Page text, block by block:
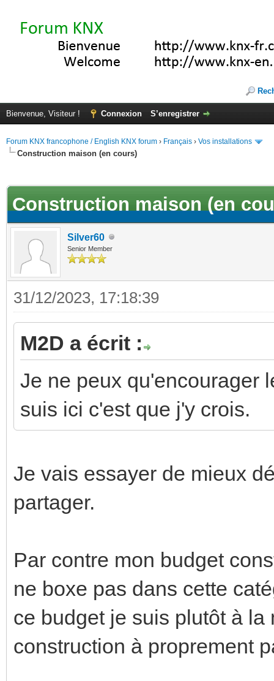
Bienvenue, Visiteur ! Connexion S’enregistrer
Forum KNX francophone / English KNX forum › Français › Vos installations
Construction maison (en cours)
Construction maison (en
Silver60
Senior Member
31/12/2023, 17:18:39
M2D a écrit :
Je ne peux qu'encourager
suis ici c'est que j'y crois.
Je vais essayer de mieux
partager.
Par contre mon budget
ne boxe pas dans cette
ce budget je suis plutôt à
construction à proprement